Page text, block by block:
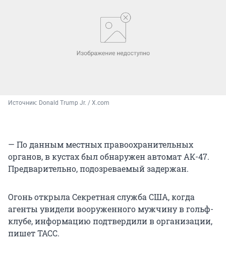
Источник: Donald Trump Jr. / X.com
— По данным местных правоохранительных
органов, в кустах был обнаружен автомат АК-47.
Предварительно, подозреваемый задержан.
Огонь открыла Секретная служба США, когда
агенты увидели вооруженного мужчину в гольф-
клубе, информацию подтвердили в организации,
пишет ТАСС.